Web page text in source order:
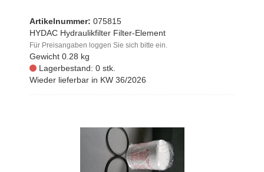
Artikelnummer: 075815
HYDAC Hydraulikfilter Filter-Element
Für Preisangaben loggen Sie sich bitte ein.
Gewicht 0.28 kg
Lagerbestand: 0 stk.
Wieder lieferbar in KW 36/2026